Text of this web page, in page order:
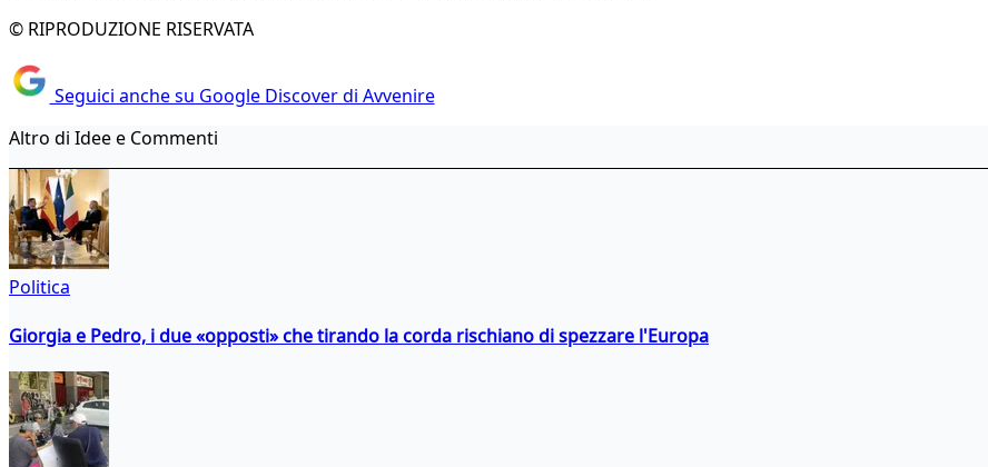
© RIPRODUZIONE RISERVATA
Seguici anche su Google Discover di Avvenire
Altro di Idee e Commenti
Politica
Giorgia e Pedro, i due «opposti» che tirando la corda rischiano di spezzare l'Europa